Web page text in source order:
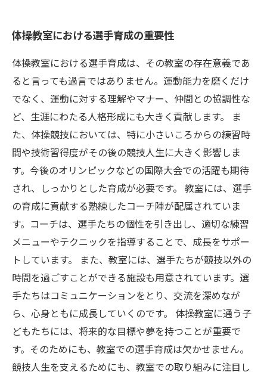
体操教室における選手育成の重要性
体操教室における選手育成は、その教室の存在意義であ
ると言っても過言ではありません。運動能力を磨くだけ
でなく、運動に対する理解やマナー、仲間との協調性な
ど、生涯にわたる人格形成にも大きく貢献します。 ま
た、体操競技においては、特に小さいころからの練習時
間や技術習得度がその後の競技人生に大きく影響しま
す。今後のオリンピックなどの国際大会での活躍も期待
され、しっかりとした育成が必要です。 教室には、選手
の育成に貢献する熟練したコーチ陣が配属されていま
す。コーチは、選手たちの個性を引き出し、適切な練習
メニューやテクニックを指導することで、成長をサポー
トしています。 また、教室には、選手たちが競技以外の
時間を過ごすことができる施設も用意されています。選
手たちはコミュニケーションをとり、交流を深めなが
ら、心身ともに成長していくのです。 体操教室に通う子
どもたちには、将来的な目標や夢を持つことが重要で
す。そのためにも、教室での選手育成は欠かせません。
競技人生を支えるためにも、教室での取り組みに注目し